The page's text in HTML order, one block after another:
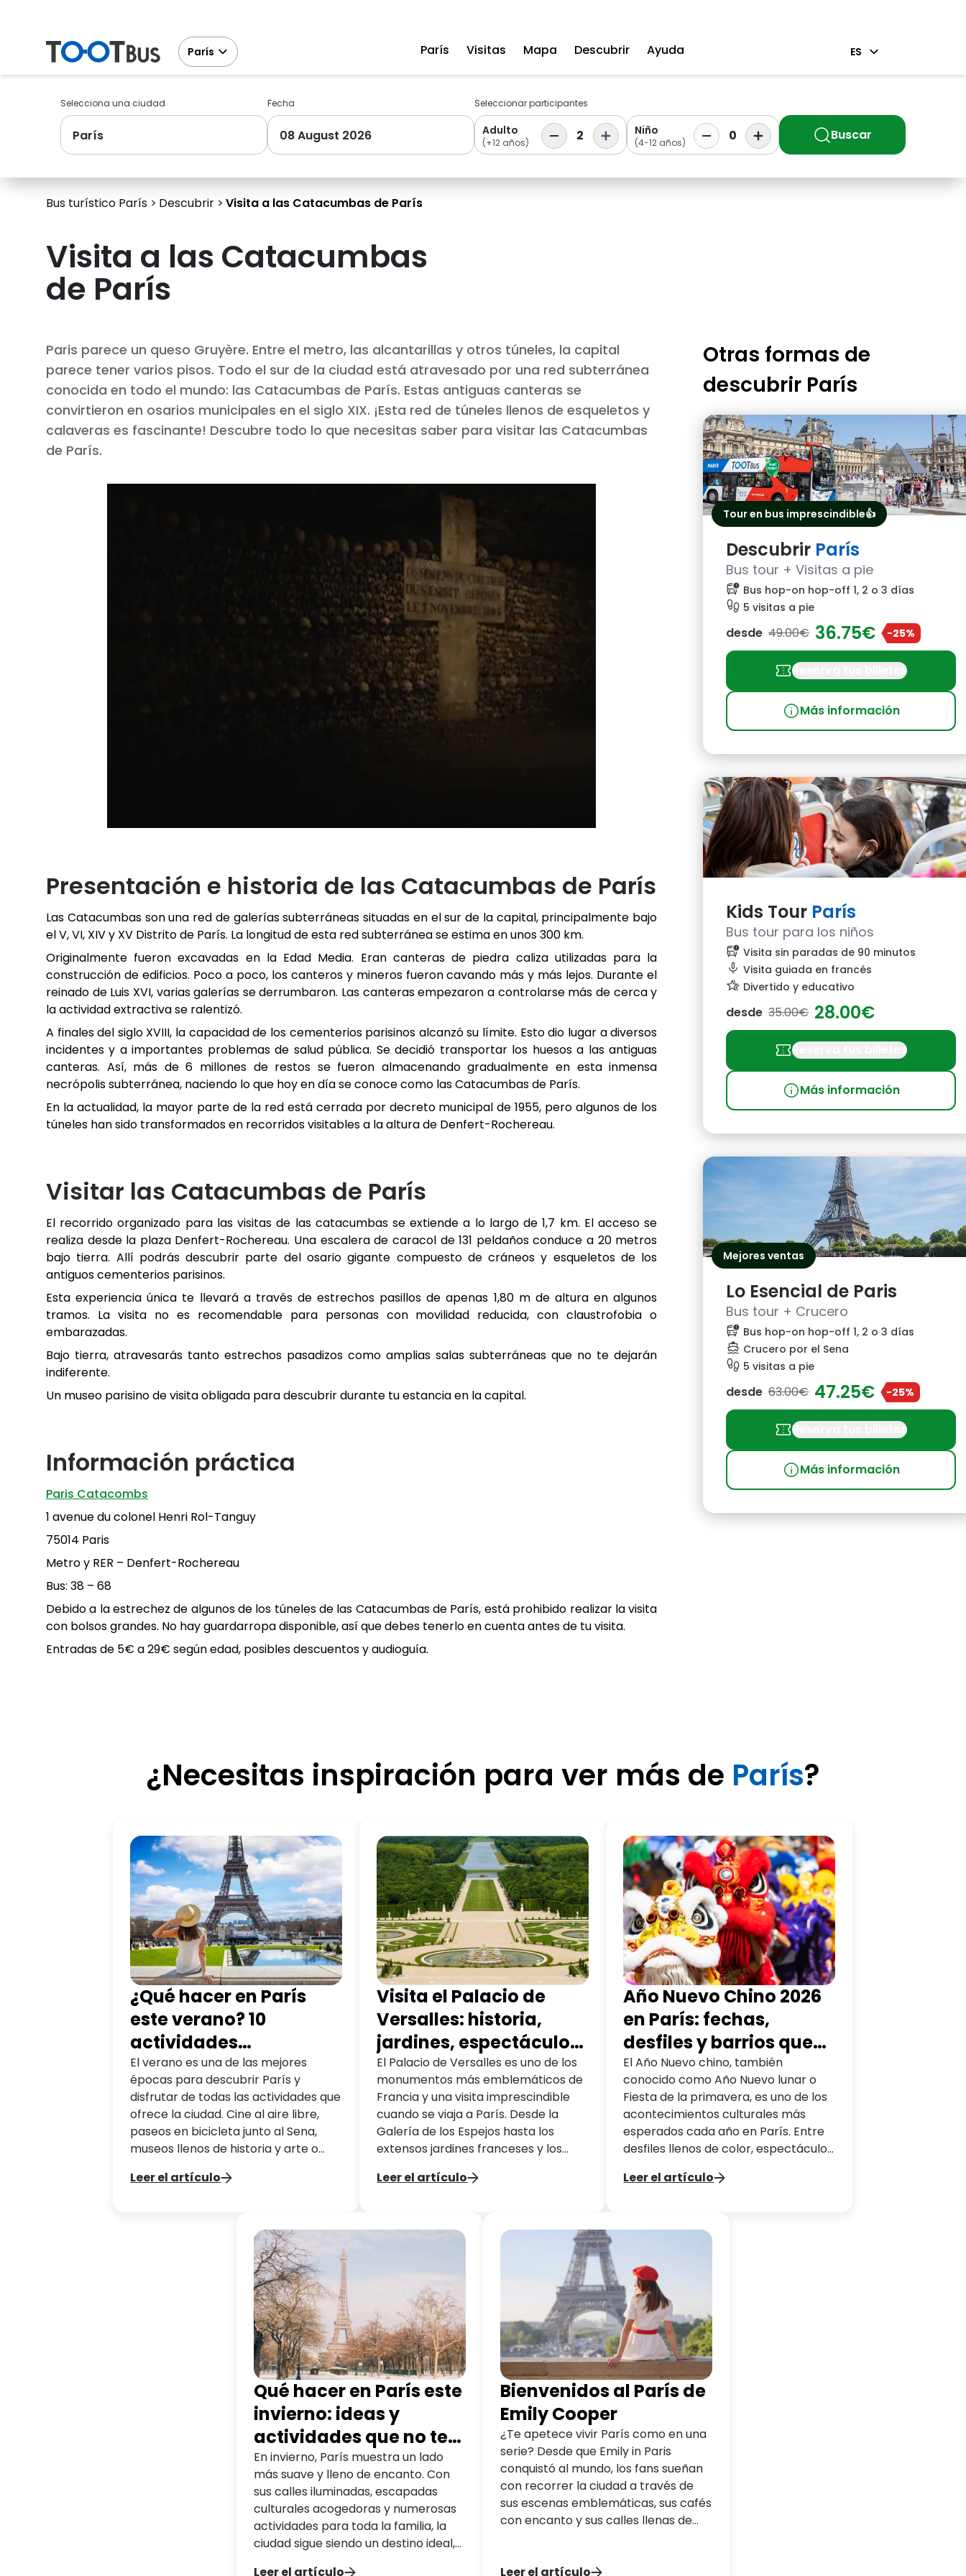
París París Visitas Mapa Descubrir Ayuda ES
Selecciona una ciudad
París
Fecha
08 August 2026
Seleccionar participantes
Adulto
(+12 años) 2 Niño
(4-12 años) 0 Buscar
Bus turístico París Descubrir Visita a las Catacumbas de París
Visita a las Catacumbas
de París
Paris parece un queso Gruyère. Entre el metro, las alcantarillas y otros túneles, la capital
parece tener varios pisos. Todo el sur de la ciudad está atravesado por una red subterránea
conocida en todo el mundo: las Catacumbas de París. Estas antiguas canteras se
convirtieron en osarios municipales en el siglo XIX. ¡Esta red de túneles llenos de esqueletos y
calaveras es fascinante! Descubre todo lo que necesitas saber para visitar las Catacumbas
de París.
Presentación e historia de las Catacumbas de París
Las Catacumbas son una red de galerías subterráneas situadas en el sur de la capital, principalmente bajo
el V, VI, XIV y XV Distrito de París. La longitud de esta red subterránea se estima en unos 300 km.
Originalmente fueron excavadas en la Edad Media. Eran canteras de piedra caliza utilizadas para la
construcción de edificios. Poco a poco, los canteros y mineros fueron cavando más y más lejos. Durante el
reinado de Luis XVI, varias galerías se derrumbaron. Las canteras empezaron a controlarse más de cerca y
la actividad extractiva se ralentizó.
A finales del siglo XVIII, la capacidad de los cementerios parisinos alcanzó su límite. Esto dio lugar a diversos
incidentes y a importantes problemas de salud pública. Se decidió transportar los huesos a las antiguas
canteras. Así, más de 6 millones de restos se fueron almacenando gradualmente en esta inmensa
necrópolis subterránea, naciendo lo que hoy en día se conoce como las Catacumbas de París.
En la actualidad, la mayor parte de la red está cerrada por decreto municipal de 1955, pero algunos de los
túneles han sido transformados en recorridos visitables a la altura de Denfert-Rochereau.
Visitar las Catacumbas de París
El recorrido organizado para las visitas de las catacumbas se extiende a lo largo de 1,7 km. El acceso se
realiza desde la plaza Denfert-Rochereau. Una escalera de caracol de 131 peldaños conduce a 20 metros
bajo tierra. Allí podrás descubrir parte del osario gigante compuesto de cráneos y esqueletos de los
antiguos cementerios parisinos.
Esta experiencia única te llevará a través de estrechos pasillos de apenas 1,80 m de altura en algunos
tramos. La visita no es recomendable para personas con movilidad reducida, con claustrofobia o
embarazadas.
Bajo tierra, atravesarás tanto estrechos pasadizos como amplias salas subterráneas que no te dejarán
indiferente.
Un museo parisino de visita obligada para descubrir durante tu estancia en la capital.
Información práctica
Paris Catacombs
1 avenue du colonel Henri Rol-Tanguy
75014 Paris
Metro y RER – Denfert-Rochereau
Bus: 38 – 68
Debido a la estrechez de algunos de los túneles de las Catacumbas de París, está prohibido realizar la visita
con bolsos grandes. No hay guardarropa disponible, así que debes tenerlo en cuenta antes de tu visita.
Entradas de 5€ a 29€ según edad, posibles descuentos y audioguía.
Otras formas de
descubrir París
Tour en bus imprescindible👍
Descubrir París
Bus tour + Visitas a pie
bus_alert Bus hop-on hop-off 1, 2 o 3 días
footprint 5 visitas a pie
desde 49.00€ 36.75€ -25%
confirmation_numberReserva tus billetes
infoMás información
Kids Tour París
Bus tour para los niños
bus_alert Visita sin paradas de 90 minutos
mic_none Visita guiada en francés
hotel_class Divertido y educativo
desde 35.00€ 28.00€
confirmation_numberReserva tus billetes
infoMás información
Mejores ventas
Lo Esencial de Paris
Bus tour + Crucero
bus_alert Bus hop-on hop-off 1, 2 o 3 días
directions_boat Crucero por el Sena
footprint 5 visitas a pie
desde 63.00€ 47.25€ -25%
confirmation_numberReserva tus billetes
infoMás información
¿Necesitas inspiración para ver más de París?
¿Qué hacer en París
este verano? 10
actividades
imprescindibles
El verano es una de las mejores
épocas para descubrir París y
disfrutar de todas las actividades que
ofrece la ciudad. Cine al aire libre,
paseos en bicicleta junto al Sena,
museos llenos de historia y arte o
alturas... Las opciones son infinitas
más cálidos. Tanto si viajas en familia
como con amigos o por tu cuenta,
aquí encontrarás 10 ideas para
disfrutar de un verano inolvidable en
Leer el artículo
Visita el Palacio de
Versalles: historia,
jardines, espectáculos
y guía práctica
El Palacio de Versalles es uno de los
monumentos más emblemáticos de
Francia y una visita imprescindible
cuando se viaja a París. Desde la
Galería de los Espejos hasta los
extensos jardines franceses y los
temporada, Versalles ofrece un viaje
descubre los puntos destacados del
Leer el artículo
Año Nuevo Chino 2026
en París: fechas,
desfiles y barrios que
descubrir
El Año Nuevo chino, también
conocido como Año Nuevo lunar o
Fiesta de la primavera, es uno de los
acontecimientos culturales más
esperados cada año en París. Entre
desfiles llenos de color, espectáculos
capital francesa vive al ritmo de la
Leer el artículo
Qué hacer en París este
invierno: ideas y
actividades que no te
puedes perder
En invierno, París muestra un lado
más suave y lleno de encanto. Con
sus calles iluminadas, escapadas
culturales acogedoras y numerosas
actividades para toda la familia, la
ciudad sigue siendo un destino ideal,
Leer el artículo
Bienvenidos al París de
Emily Cooper
¿Te apetece vivir París como en una
serie? Desde que Emily in Paris
conquistó al mundo, los fans sueñan
con recorrer la ciudad a través de
sus escenas emblemáticas, sus cafés
con encanto y sus calles llenas de
parisino irresistible, sigue un recorrido
Leer el artículo